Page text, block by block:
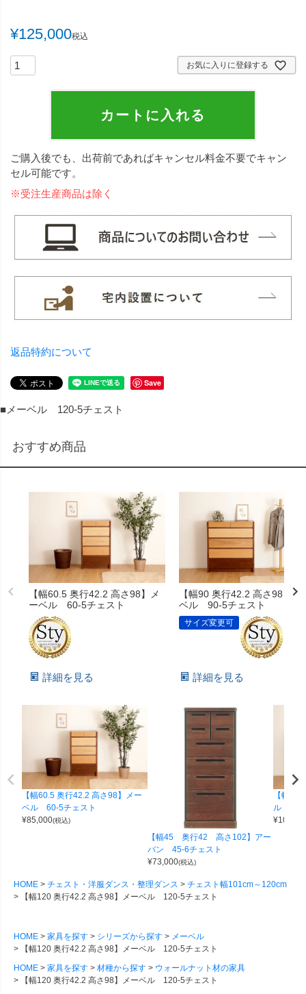
¥125,000税込
お気に入りに登録する
カートに入れる
ご購入後でも、出荷前であればキャンセル料金不要でキャン
セル可能です。
※受注生産商品は除く
返品特約について
Save
■メーベル 120-5チェスト
おすすめ商品
【幅60.5 奥行42.2 高さ98】メ
ーベル 60-5チェスト
詳細を見る
【幅90 奥行42.2 高さ98】メ
ベル 90-5チェスト
サイズ変更可
詳細を見る
【幅60.5 奥行42.2 高さ98】メー
ベル 60-5チェスト
¥85,000(税込)
【幅45 奥行42 高さ102】アー
バン 45-6チェスト
¥73,000(税込)
【幅90
ル 90-5
¥
HOME チェスト・洋服ダンス・整理ダンス
チェスト幅101cm～120cm
【幅120 奥行42.2 高さ98】メーベル 120-5チェスト
HOME 家具を探す シリーズから探す
メーベル
【幅120 奥行42.2 高さ98】メーベル 120-5チェスト
HOME
家具を探す 材種から探す
ウォールナット材の家具
【幅120 奥行42.2 高さ98】メーベル 120-5チェスト